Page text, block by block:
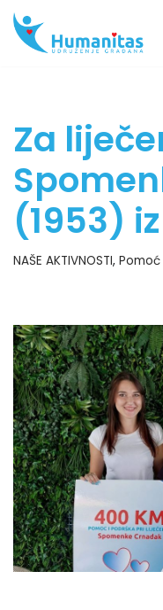
Skip
Za
(1953)
NAŠE AKTIVNOSTI,